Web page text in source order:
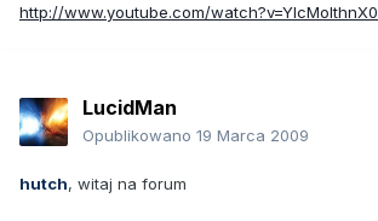
http://www.youtube.com/watch?v=YIcMolthnX0
LucidMan
Opublikowano 19 Marca 2009
hutch, witaj na forum